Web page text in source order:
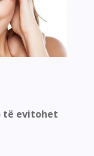
të evitohet